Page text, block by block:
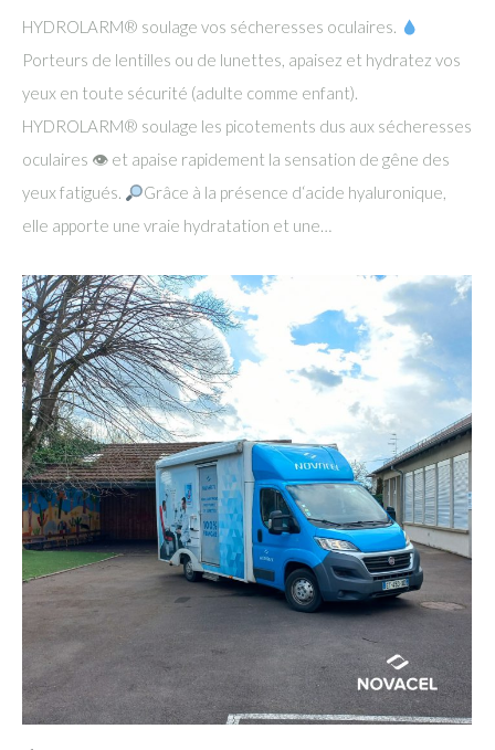
HYDROLARM® soulage vos sécheresses oculaires.
Porteurs de lentilles ou de lunettes, apaisez et hydratez vos
yeux en toute sécurité (adulte comme enfant).
HYDROLARM® soulage les picotements dus aux sécheresses
oculaires 👁 et apaise rapidement la sensation de gêne des
yeux fatigués.
Grâce à la présence d‘acide hyaluronique,
elle apporte une vraie hydratation et une…